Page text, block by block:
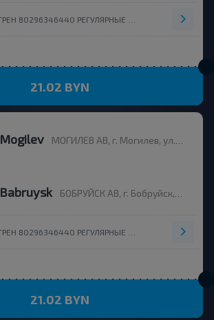
21.02 BYN
Mogilev МОГИЛЕВ АВ, г. Могилев, ул. Ленинская 93, Беларусь
Babruysk БОБРУЙСК АВ, г. Бобруйск, ул. Станционная, 5, Беларусь
21.02 BYN